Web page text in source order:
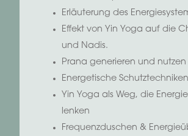
Erläuterung des
Effekt von Yin Yoga auf die
und Nadis.
Prana generieren und nutzen
Energetische Schutztechniken
Yin Yoga als Weg, die
lenken
Frequenzduschen &